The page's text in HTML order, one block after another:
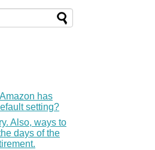
has
setting?
Also, ways to
days of the